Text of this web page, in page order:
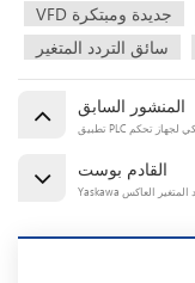
VFD جديدة ومبتكرة
سائق التردد المتغير
المنشور السابق
القادم بوست